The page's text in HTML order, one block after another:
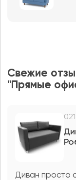
Свежие
"Прямые
Диван просто